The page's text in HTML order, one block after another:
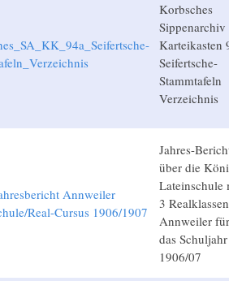
Korbsches
Sippenarchiv
Karteikasten
Seifertsche-
Stammtafeln
Verzeichnis
Annweiler
Real-Cursus 1906/1907
Jahres-
über die
Lateinschule
3
Annweiler für
das Schuljahr
1906/07